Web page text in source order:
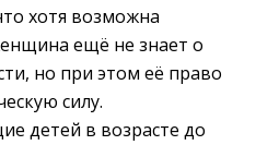
хотя возможна
ещё не знает о
но при этом её право
силу.
детей в возрасте до